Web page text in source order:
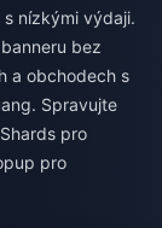
nízkými výdaji.
bez
a obchodech s
Spravujte
pro
pro